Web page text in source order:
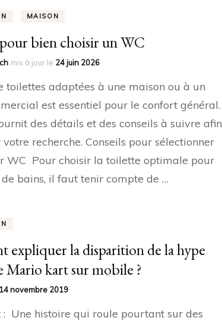
MAISON
bien choisir un WC
mis à jour le 24 juin 2026
toilettes adaptées à une maison ou à un
est essentiel pour le confort général.
des détails et des conseils à suivre afin
recherche. Conseils pour sélectionner
WC Pour choisir la toilette optimale pour
bains, il faut tenir compte de …
expliquer la disparition de la hype
Mario kart sur mobile ?
14 novembre 2019
Une histoire qui roule pourtant sur des